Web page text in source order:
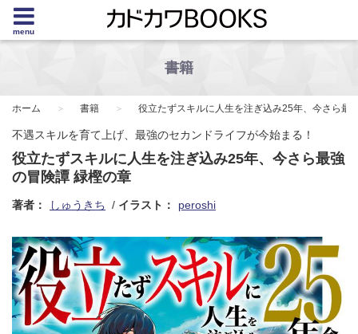
menu
書籍
ホーム 書籍 役立たずスキルに人生を注ぎ込み25年、今さら最
不遇スキルを育て上げ、最強のセカンドライフが今始まる！
役立たずスキルに人生を注ぎ込み25年、今さら最強
の冒険譚 緑樫の章
著者： しゅうきち イラスト： peroshi